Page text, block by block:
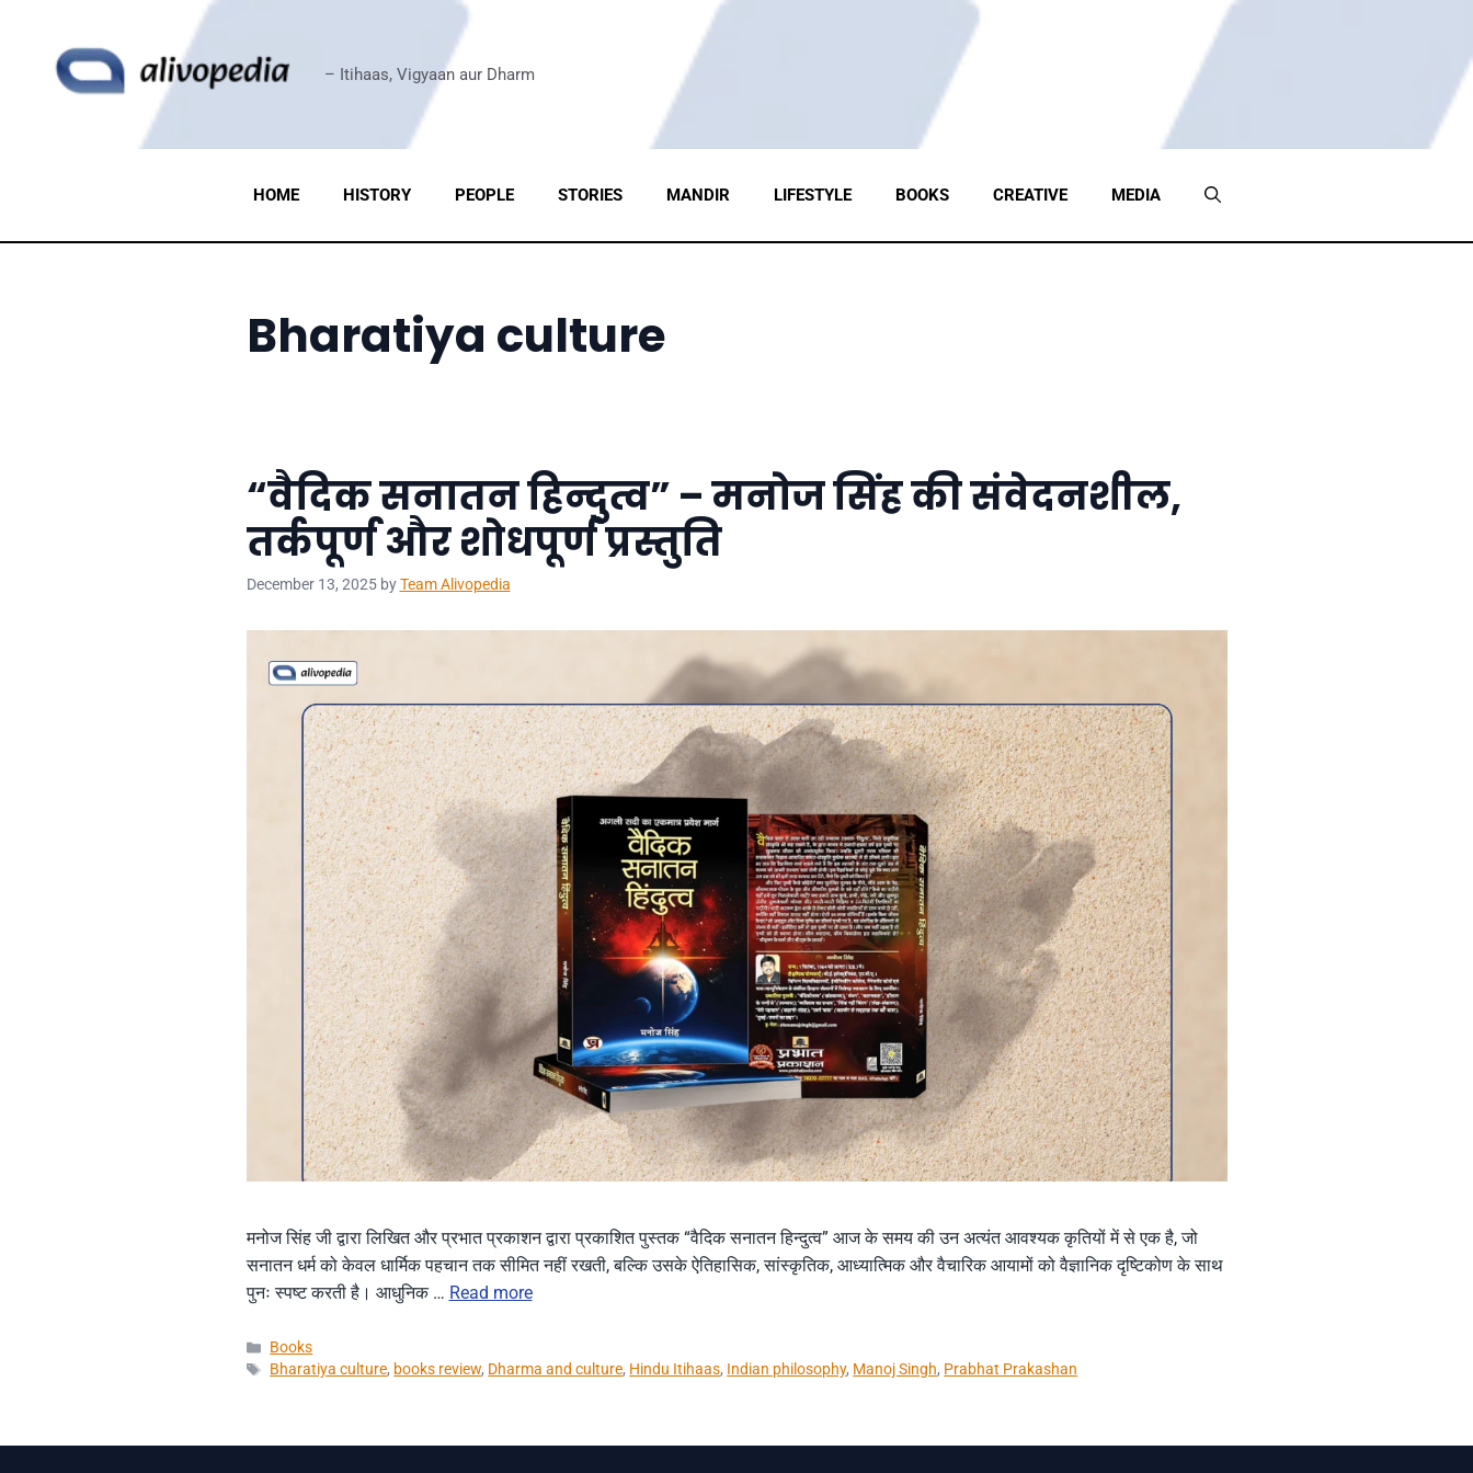
content
– Itihaas, Vigyaan aur Dharm
HOME HISTORY PEOPLE STORIES MANDIR LIFESTYLE BOOKS CREATIVE MEDIA
Bharatiya culture
“वैदिक सनातन हिन्दुत्व” – मनोज सिंह की संवेदनशील,
तर्कपूर्ण और शोधपूर्ण प्रस्तुति
December 13, 2025 byTeam Alivopedia
मनोज सिंह जी द्वारा लिखित और प्रभात प्रकाशन द्वारा प्रकाशित पुस्तक “वैदिक सनातन हिन्दुत्व” आज के समय की उन अत्यंत आवश्यक कृतियों में से एक है, जो
सनातन धर्म को केवल धार्मिक पहचान तक सीमित नहीं रखती, बल्कि उसके ऐतिहासिक, सांस्कृतिक, आध्यात्मिक और वैचारिक आयामों को वैज्ञानिक दृष्टिकोण के साथ
पुनः स्पष्ट करती है। आधुनिक … Read more
Categories
Books
Tags
Bharatiya culture, books review, Dharma and culture, Hindu Itihaas, Indian philosophy, Manoj Singh, Prabhat Prakashan